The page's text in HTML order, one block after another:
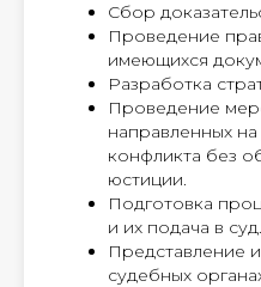
Сбор
Проведение
имеющихся
Разработка
Проведение
направленных
конфликта без
юстиции.
Подготовка
и их подача в суд.
Представление
судебных